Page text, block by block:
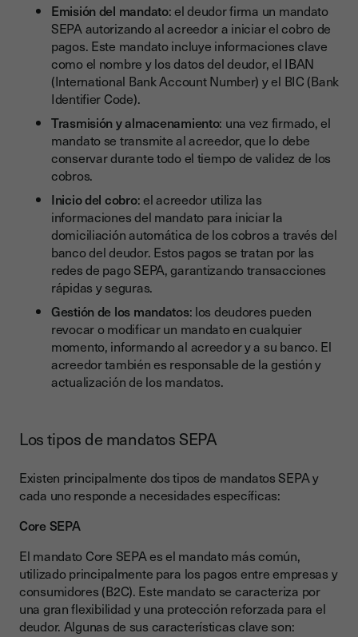
Emisión del mandato: el deudor firma un mandato
SEPA autorizando al acreedor a iniciar el cobro de
pagos. Este mandato incluye informaciones clave
como el nombre y los datos del deudor, el IBAN
(International Bank Account Number) y el BIC (Bank
Identifier Code).
Trasmisión y almacenamiento: una vez firmado, el
mandato se transmite al acreedor, que lo debe
conservar durante todo el tiempo de validez de los
cobros.
Inicio del cobro: el acreedor utiliza las
informaciones del mandato para iniciar la
domiciliación automática de los cobros a través del
banco del deudor. Estos pagos se tratan por las
redes de pago SEPA, garantizando transacciones
rápidas y seguras.
Gestión de los mandatos: los deudores pueden
revocar o modificar un mandato en cualquier
momento, informando al acreedor y a su banco. El
acreedor también es responsable de la gestión y
actualización de los mandatos.
Los tipos de mandatos SEPA
Existen principalmente dos tipos de mandatos SEPA y
cada uno responde a necesidades específicas:
Core SEPA
El mandato Core SEPA es el mandato más común,
utilizado principalmente para los pagos entre empresas y
consumidores (B2C). Este mandato se caracteriza por
una gran flexibilidad y una protección reforzada para el
deudor. Algunas de sus características clave son: